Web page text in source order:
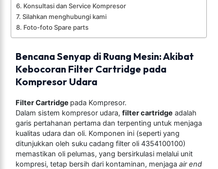
Konsultasi dan Service Kompresor
Silahkan menghubungi kami
Foto-foto Spare parts
Bencana Senyap di Ruang Mesin: Akibat
Kebocoran Filter Cartridge pada
Kompresor Udara
Filter Cartridge pada Kompresor.
Dalam sistem kompresor udara,filter cartridge adalah
garis pertahanan pertama dan terpenting untuk menjaga
kualitas udara dan oli. Komponen ini (seperti yang
ditunjukkan oleh suku cadang filter oli 4354100100)
memastikan oli pelumas, yang bersirkulasi melalui unit
kompresi, tetap bersih dari kontaminan, menjagaair end